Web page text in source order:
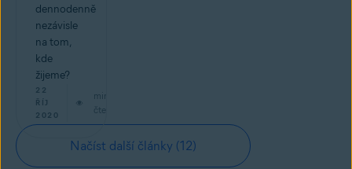
dennodenně
nezávisle
na tom,
kde
žijeme?
22
ŘÍJ
2020
min
čtení
Načíst další články (12)